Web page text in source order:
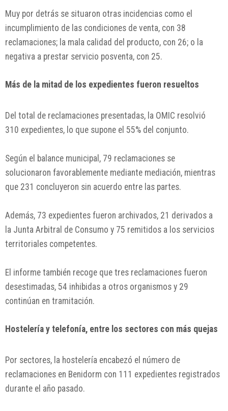
Muy por detrás se situaron otras incidencias como el
incumplimiento de las condiciones de venta, con 38
reclamaciones; la mala calidad del producto, con 26; o la
negativa a prestar servicio posventa, con 25.
Más de la mitad de los expedientes fueron resueltos
Del total de reclamaciones presentadas, la OMIC resolvió
310 expedientes, lo que supone el 55% del conjunto.
Según el balance municipal, 79 reclamaciones se
solucionaron favorablemente mediante mediación, mientras
que 231 concluyeron sin acuerdo entre las partes.
Además, 73 expedientes fueron archivados, 21 derivados a
la Junta Arbitral de Consumo y 75 remitidos a los servicios
territoriales competentes.
El informe también recoge que tres reclamaciones fueron
desestimadas, 54 inhibidas a otros organismos y 29
continúan en tramitación.
Hostelería y telefonía, entre los sectores con más quejas
Por sectores, la hostelería encabezó el número de
reclamaciones en Benidorm con 111 expedientes registrados
durante el año pasado.